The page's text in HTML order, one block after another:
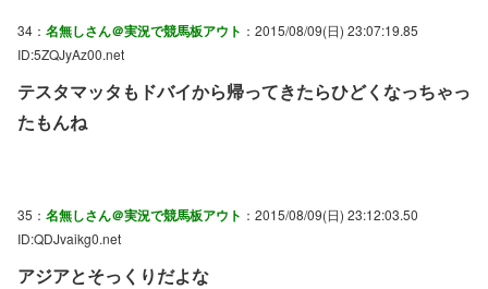
34： 名無しさん＠実況で競馬板アウト ：2015/08/09(日) 23:07:19.85
ID:5ZQJyAz00.net
テスタマッタもドバイから帰ってきたらひどくなっちゃっ
たもんね
35： 名無しさん＠実況で競馬板アウト ：2015/08/09(日) 23:12:03.50
ID:QDJvaikg0.net
アジアとそっくりだよな